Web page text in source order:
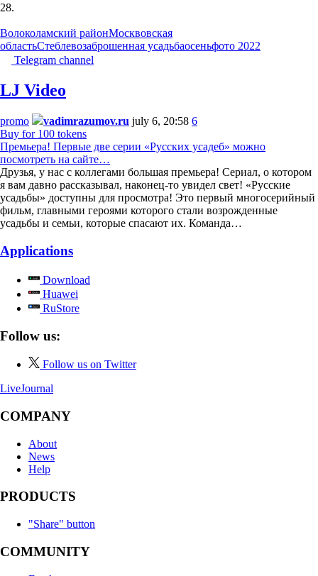
28.
Волоколамский районМосквовская
областьСтеблевозаброшенная усадьбаосеньфото 2022
Telegram channel
LJ Video
promo vadimrazumov.ru july 6, 20:58 6
Buy for 100 tokens
Премьера! Первые две серии «Русских усадеб» можно
посмотреть на сайте…
Друзья, у нас с коллегами большая премьера! Сериал, о котором
я вам давно рассказывал, наконец-то увидел свет! «Русские
усадьбы» доступны для просмотра! Это первый многосерийный
фильм, главными героями которого стали возрожденные
усадьбы и семьи, которые спасают их. Команда…
Applications
Download
Huawei
RuStore
Follow us:
Follow us on Twitter
LiveJournal
COMPANY
About
News
Help
PRODUCTS
"Share" button
COMMUNITY